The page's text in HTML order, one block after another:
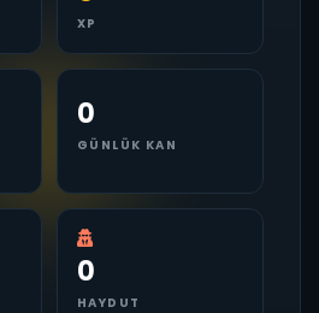
XP
0
GÜNLÜK KAN
0
HAYDUT